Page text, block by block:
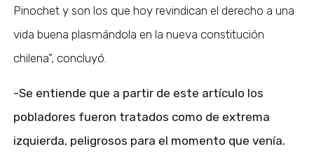
Pinochet y son los que hoy revindican el derecho a una
vida buena plasmándola en la nueva constitución
chilena”, concluyó.
-Se entiende que a partir de este artículo los
pobladores fueron tratados como de extrema
izquierda, peligrosos para el momento que venía.